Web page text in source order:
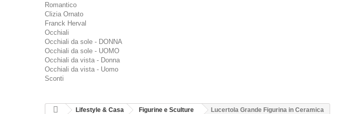
Romantico
Clizia Ornato
Franck Herval
Occhiali
Occhiali da sole - DONNA
Occhiali da sole - UOMO
Occhiali da vista - Donna
Occhiali da vista - Uomo
Sconti
Lifestyle & Casa Figurine e Sculture Lucertola Grande Figurina in Ceramica